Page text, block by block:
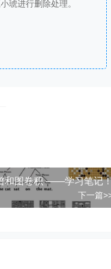
琥进行删除处理。
和图卷积 ——学习笔记
下一篇